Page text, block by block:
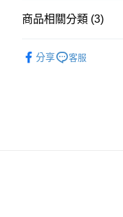
【注意事項】
交易，需依本服務之必要
求債權轉讓予恩沛科技股
５．嚴禁一人註冊多個
形，恩沛科技股份有限
付款後門市自取
貨到付款
商品相關分類 (3)
分享 客服